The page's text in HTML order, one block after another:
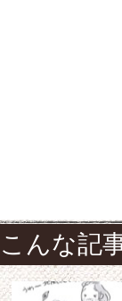
こんな記